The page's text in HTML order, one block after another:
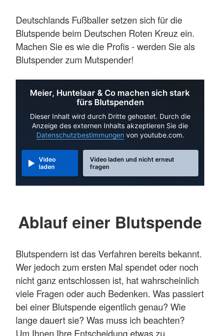
Deutschlands Fußballer setzen sich für die
Blutspende beim Deutschen Roten Kreuz ein.
Machen Sie es wie die Profis - werden Sie als
Blutspender zum Mutspender!
Meier, Huntelaar & Co machen sich stark
fürs Blutspenden
Dieser Inhalt wird durch Dritte gehostet. Durch die
Anzeige des externen Inhalts akzeptieren Sie die
Datenschutzbestimmungen von youtube.com.
Video
laden
Video laden und nicht erneut
fragen
Ablauf einer Blutspende
Blutspendern ist das Verfahren bereits bekannt.
Wer jedoch zum ersten Mal spendet oder noch
nicht ganz entschlossen ist, hat wahrscheinlich
viele Fragen oder auch Bedenken. Was passiert
bei einer Blutspende eigentlich genau? Wie
lange dauert sie? Was muss ich beachten?
Um Ihnen Ihre Entscheidung etwas zu